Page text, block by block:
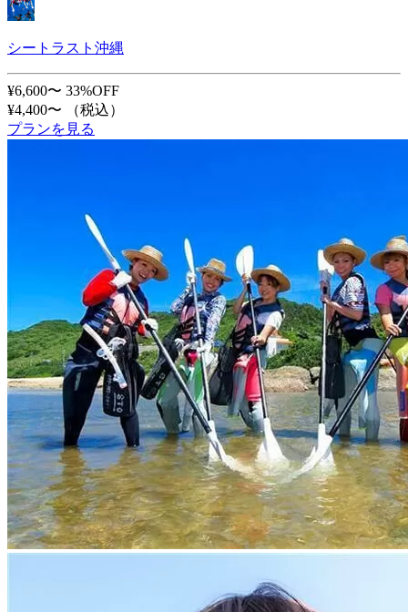
シートラスト沖縄
¥6,600〜 33%OFF
¥4,400〜
（税込）
プランを見る